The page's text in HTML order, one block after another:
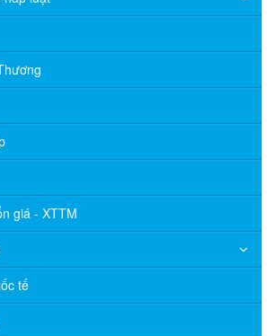
giá - XTTM
tế